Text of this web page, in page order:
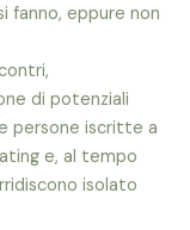
fanno, eppure non
di potenziali
persone iscritte a
e, al tempo
isolato